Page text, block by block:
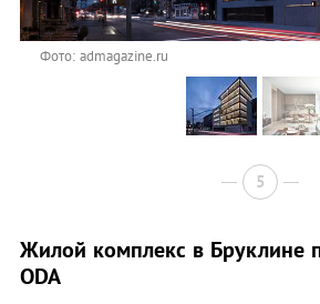
Фото: admagazine.ru
5
Жилой комплекс в Бруклине
ODA